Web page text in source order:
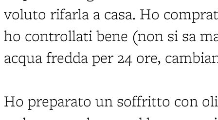
voluto rifarla a casa. Ho
ho controllati bene (non si sa
acqua fredda per 24 ore,
Ho preparato un soffritto con